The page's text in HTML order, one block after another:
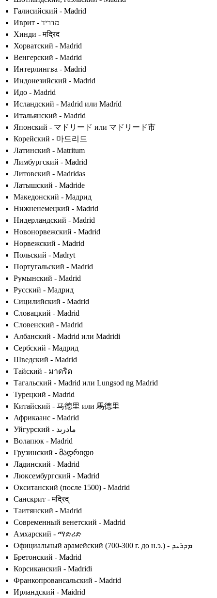
Галисийский - Madrid
Иврит - מדריד
Хинди - मद्रिद
Хорватский - Madrid
Венгерский - Madrid
Интерлингва - Madrid
Индонезийский - Madrid
Идо - Madrid
Исландский - Madrid или Madríd
Итальянский - Madrid
Японский - マドリード или マドリード市
Корейский - 마드리드
Латинский - Matritum
Лимбургский - Madrid
Литовский - Madridas
Латышский - Madride
Македонский - Мадрид
Нижненемецкий - Madrid
Нидерландский - Madrid
Новонорвежский - Madrid
Норвежский - Madrid
Польский - Madryt
Португальский - Madrid
Румынский - Madrid
Русский - Мадрид
Сицилийский - Madrid
Словацкий - Madrid
Словенский - Madrid
Албанский - Madrid или Madridi
Сербский - Мадрид
Шведский - Madrid
Тайский - มาดริด
Тагальский - Madrid или Lungsod ng Madrid
Турецкий - Madrid
Китайский - 马德里 или 馬德里
Африкаанс - Madrid
Уйгурский - مادرىد
Волапюк - Madrid
Грузинский - მადრიდი
Ладинский - Madrid
Люксембургский - Madrid
Окситанский (после 1500) - Madrid
Санскрит - मद्रिद्
Таитянский - Madrid
Современный венетский - Madrid
Амхарский - ማድሪድ
Официальный арамейский (700-300 г. до н.э.) - ܡܕܪܝܕ
Бретонский - Madrid
Корсиканский - Madridi
Франкопровансальский - Madrid
Ирландский - Maidrid